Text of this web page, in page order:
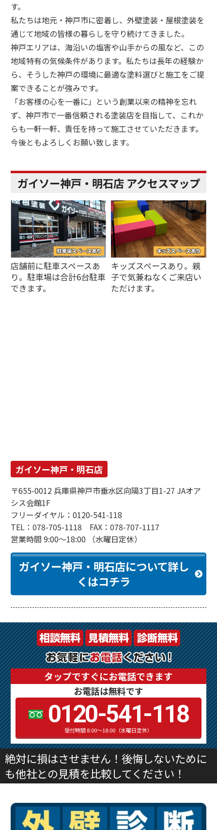
す。
私たちは地元・神戸市に密着し、外壁塗装・屋根塗装を
通じて地域の皆様の暮らしを守り続けてきました。
神戸エリアは、海沿いの塩害や山手からの風など、この
地域特有の気候条件があります。私たちは長年の経験か
ら、そうした神戸の環境に最適な塗料選びと施工をご提
案できることが強みです。
「お客様の心を一番に」という創業以来の精神を忘れ
ず、神戸市で一番信頼される塗装店を目指して、これか
らも一軒一軒、責任を持って施工させていただきます。
今後ともよろしくお願い致します。
ガイソー神戸・明石店 アクセスマップ
店舗前に駐車スペースあ
り。駐車場は合計6台駐車
できます。
キッズスペースあり。親
子で気兼ねなくご来店い
ただけます。
ガイソー神戸・明石店
〒655-0012 兵庫県神戸市垂水区向陽3丁目1-27 JAオア
シス会館1F
フリーダイヤル：0120-541-118
TEL：078-705-1118 FAX：078-707-1117
営業時間 9:00～18:00 （水曜日定休）
ガイソー神戸・明石店について詳し
くはコチラ
タップですぐにお電話できます
お電話は無料です
0120-541-118
受付時間 8:00～18:00（水曜日定休）
絶対に損はさせません！後悔しないために
も他社との見積を比較してください！